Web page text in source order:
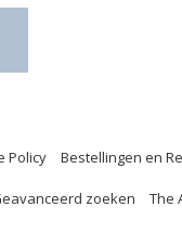
Policy Bestellingen en
zoeken The